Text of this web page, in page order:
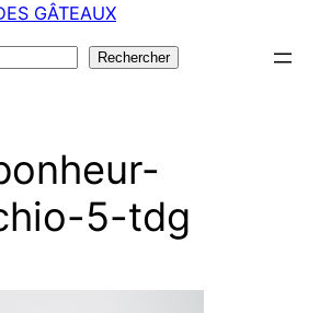
GÂTEAUX
Rechercher
5-tdg